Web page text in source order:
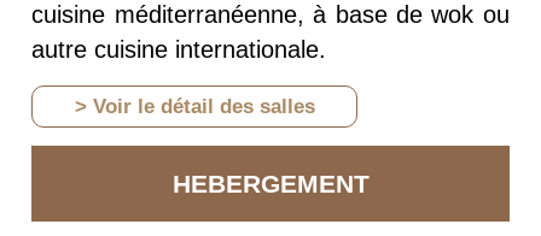
cuisine méditerranéenne, à base de wok ou
autre cuisine internationale.
> Voir le détail des salles
HEBERGEMENT